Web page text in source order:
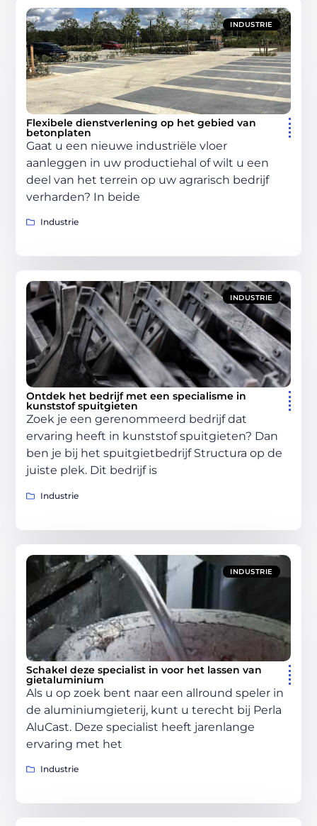
INDUSTRIE
Flexibele dienstverlening op het gebied van
betonplaten
Gaat u een nieuwe industriële vloer
aanleggen in uw productiehal of wilt u een
deel van het terrein op uw agrarisch bedrijf
verharden? In beide
Industrie
INDUSTRIE
Ontdek het bedrijf met een specialisme in
kunststof spuitgieten
Zoek je een gerenommeerd bedrijf dat
ervaring heeft in kunststof spuitgieten? Dan
ben je bij het spuitgietbedrijf Structura op de
juiste plek. Dit bedrijf is
Industrie
INDUSTRIE
Schakel deze specialist in voor het lassen van
gietaluminium
Als u op zoek bent naar een allround speler in
de aluminiumgieterij, kunt u terecht bij Perla
AluCast. Deze specialist heeft jarenlange
ervaring met het
Industrie